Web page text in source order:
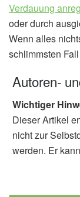
Verdauung
oder durch
Wenn alles
schlimmsten
Autoren-
Wichtiger
Dieser Artikel
nicht zur
werden. Er